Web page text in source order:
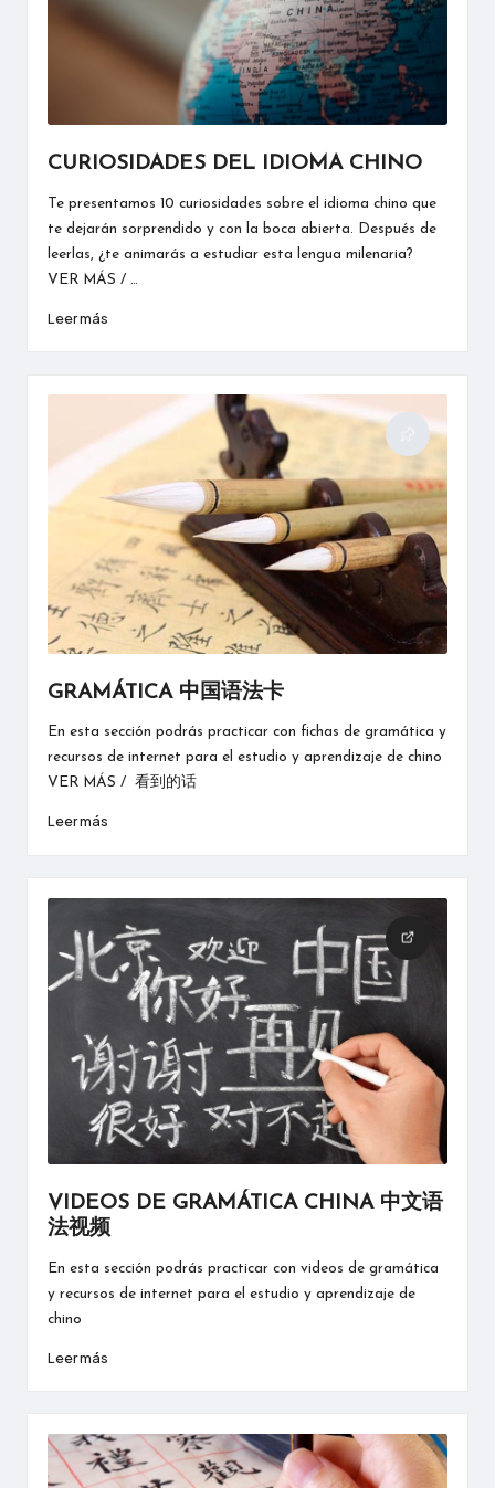
CURIOSIDADES DEL IDIOMA CHINO
Te presentamos 10 curiosidades sobre el idioma chino que
te dejarán sorprendido y con la boca abierta. Después de
leerlas, ¿te animarás a estudiar esta lengua milenaria?
VER MÁS / …
Leer más
GRAMÁTICA 中国语法卡
En esta sección podrás practicar con fichas de gramática y
recursos de internet para el estudio y aprendizaje de chino
VER MÁS / 看到的话
Leer más
VIDEOS DE GRAMÁTICA CHINA 中文语
法视频
En esta sección podrás practicar con videos de gramática
y recursos de internet para el estudio y aprendizaje de
chino
Leer más